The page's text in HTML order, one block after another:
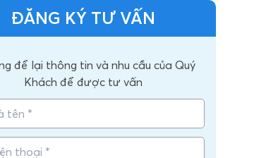
ĐĂNG KÝ TƯ VẤN
để lại thông tin và nhu cầu của Quý
Khách để được tư vấn